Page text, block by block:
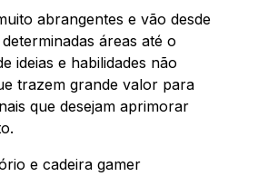
abrangentes e vão desde
áreas até o
ideias e habilidades não
trazem grande valor para
que desejam aprimorar
e cadeira gamer